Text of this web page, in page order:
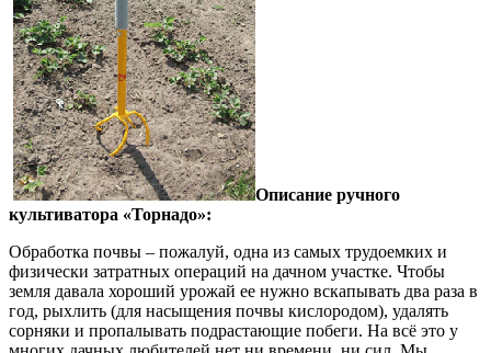
Описание ручного
культиватора «Торнадо»:
Обработка почвы – пожалуй, одна из самых трудоемких и
физически затратных операций на дачном участке. Чтобы
земля давала хороший урожай ее нужно вскапывать два раза в
год, рыхлить (для насыщения почвы кислородом), удалять
сорняки и пропалывать подрастающие побеги. На всё это у